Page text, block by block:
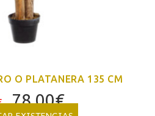
O PLATANERA 135 CM
El
78,00€El